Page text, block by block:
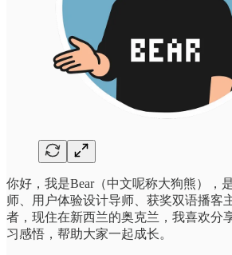
你好，我是Bear（中文呢称大狗熊），
师、用户体验设计导师、获奖双语播客
者，现住在新西兰的奥克兰，我喜欢分
习感悟，帮助大家一起成长。